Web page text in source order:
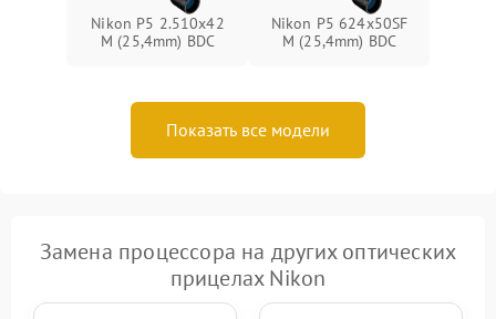
Nikon P5 2.510x42
M (25,4mm) BDC
Nikon P5 624x50SF
M (25,4mm) BDC
Показать все модели
Замена процессора на других оптических
прицелах Nikon